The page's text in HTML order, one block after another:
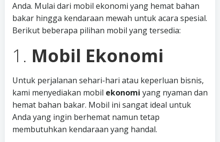
Anda. Mulai dari mobil ekonomi yang hemat bahan
bakar hingga kendaraan mewah untuk acara spesial.
Berikut beberapa pilihan mobil yang tersedia:
1. Mobil Ekonomi
Untuk perjalanan sehari-hari atau keperluan bisnis,
kami menyediakan mobil ekonomi yang nyaman dan
hemat bahan bakar. Mobil ini sangat ideal untuk
Anda yang ingin berhemat namun tetap
membutuhkan kendaraan yang handal.